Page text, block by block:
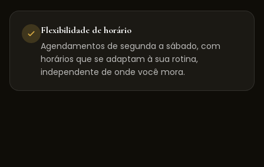
Flexibilidade de horário
Agendamentos de segunda a sábado, com
horários que se adaptam à sua rotina,
independente de onde você mora.